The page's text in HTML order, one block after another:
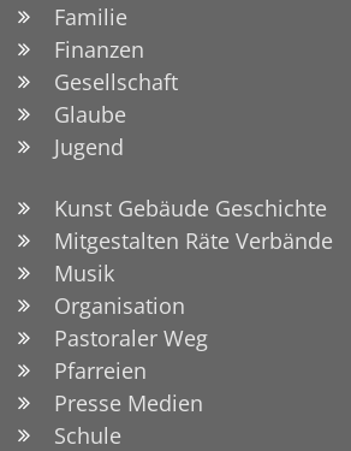
Familie
Finanzen
Gesellschaft
Glaube
Jugend
Kunst Gebäude Geschichte
Mitgestalten Räte Verbände
Musik
Organisation
Pastoraler Weg
Pfarreien
Presse Medien
Schule